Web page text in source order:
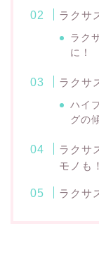
ラクサ
ラク
に！
ラクサ
ハイ
グの
ラクサ
モノも！
ラクサ